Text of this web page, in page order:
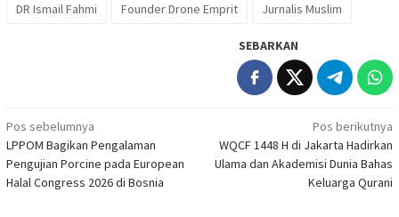
DR Ismail Fahmi Founder Drone Emprit Jurnalis Muslim
SEBARKAN
Navigasi
pos
Pos sebelumnya
LPPOM Bagikan Pengalaman
Pengujian Porcine pada European
Halal Congress 2026 di Bosnia
Pos berikutnya
WQCF 1448 H di Jakarta Hadirkan
Ulama dan Akademisi Dunia Bahas
Keluarga Qurani